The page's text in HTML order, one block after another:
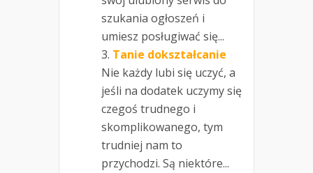
szukania ogłoszeń i
umiesz posługiwać się...
Tanie dokształcanie
Nie każdy lubi się uczyć, a
jeśli na dodatek uczymy się
czegoś trudnego i
skomplikowanego, tym
trudniej nam to
przychodzi. Są niektóre...